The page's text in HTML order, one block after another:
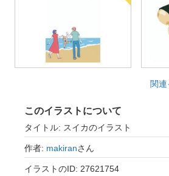
関
このイラストについて
タイトル: スイカのイラスト
作者: makiranさん
イラストのID: 27621754